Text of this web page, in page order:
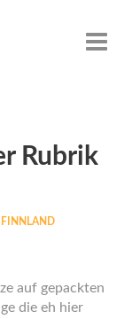
Rubrik
FINNLAND
auf gepackten
die eh hier